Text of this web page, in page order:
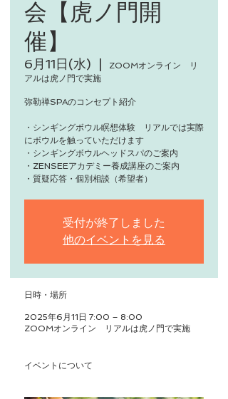
会【虎ノ門開
催】
6月11日(水)
  |
ZOOMオンライン リ
アルは虎ノ門で実施
弥勒禅SPAのコンセプト紹介
・シンギングボウル瞑想体験 リアルでは実際
にボウルを触っていただけます
・シンギングボウルヘッドスパのご案内
・ZENSEEアカデミー養成講座のご案内
・質疑応答・個別相談（希望者）
受付が終了しました
他のイベントを見る
日時・場所
2025年6月11日 7:00 – 8:00
ZOOMオンライン リアルは虎ノ門で実施
イベントについて